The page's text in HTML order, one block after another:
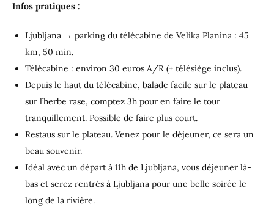
Infos pratiques :
Ljubljana → parking du télécabine de Velika Planina : 45
km, 50 min.
Télécabine : environ 30 euros A/R (+ télésiège inclus).
Depuis le haut du télécabine, balade facile sur le plateau
sur l’herbe rase, comptez 3h pour en faire le tour
tranquillement. Possible de faire plus court.
Restaus sur le plateau. Venez pour le déjeuner, ce sera un
beau souvenir.
Idéal avec un départ à 11h de Ljubljana, vous déjeuner là-
bas et serez rentrés à Ljubljana pour une belle soirée le
long de la rivière.